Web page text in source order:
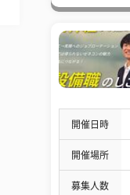
開催日時
開催場所
募集人数